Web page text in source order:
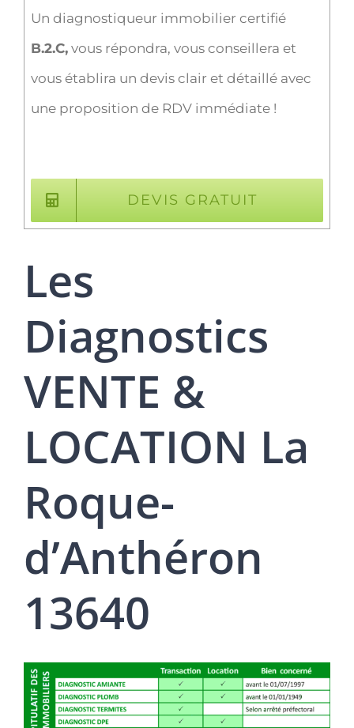
Un diagnostiqueur immobilier certifié
B.2.C,vous répondra, vous conseillera et
vous établira un devis clair et détaillé avec
une proposition de RDV immédiate !
DEVIS GRATUIT
Les
Diagnostics
VENTE &
LOCATION La
Roque-
d’Anthéron
13640